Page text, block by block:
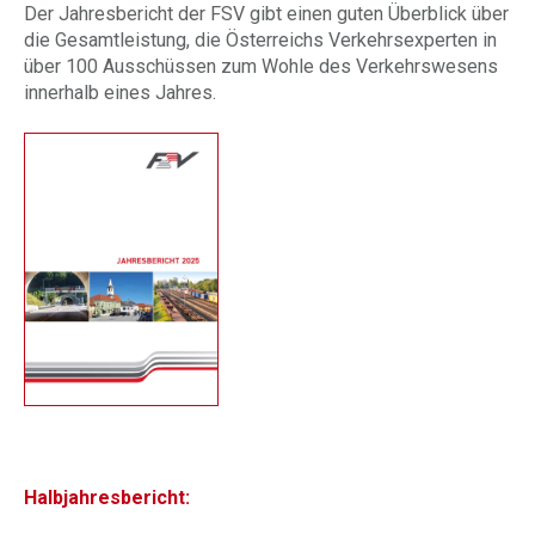
Der Jahresbericht der FSV gibt einen guten Überblick über
die Gesamtleistung, die Österreichs Verkehrsexperten in
über 100 Ausschüssen zum Wohle des Verkehrswesens
innerhalb eines Jahres.
Halbjahresbericht: